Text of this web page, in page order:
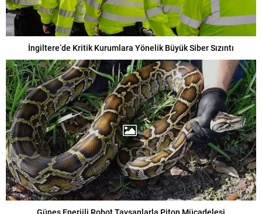
İngiltere’de Kritik Kurumlara Yönelik Büyük Siber Sızıntı